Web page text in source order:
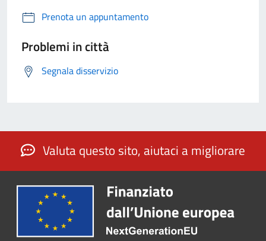
Prenota un appuntamento
Problemi in città
Segnala disservizio
Valuta questo sito, aiutaci a migliorare